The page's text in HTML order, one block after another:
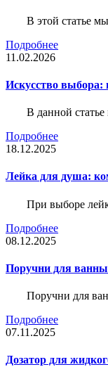
В этой статье
Подробнее
11.02.2026
Искусство выбора:
В данной
Подробнее
18.12.2025
Лейка для душа:
При выборе
Подробнее
08.12.2025
Поручни для
Поручни для
Подробнее
07.11.2025
Дозатор для